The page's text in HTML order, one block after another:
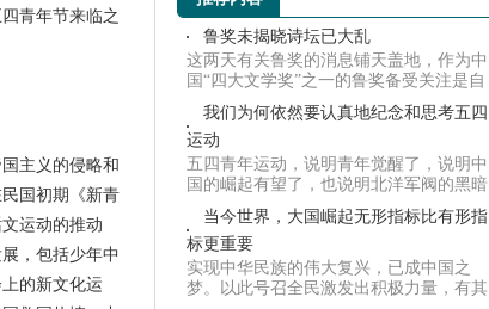
青年节来临之
主义的侵略和
国初期《新青
运动的推动
，包括少年中
的新文化运
鲁奖未揭晓诗坛已大乱
这两天有关鲁奖的消息铺天盖地，作为中
国“四大文学奖”之一的鲁奖备受关注是自
然而然...
我们为何依然要认真地纪念和思考五四
运动
五四青年运动，说明青年觉醒了，说明中
国的崛起有望了，也说明北洋军阀的黑暗
统治，中...
当今世界，大国崛起无形指标比有形指
标更重要
实现中华民族的伟大复兴，已成中国之
梦。以此号召全民激发出积极力量，有其